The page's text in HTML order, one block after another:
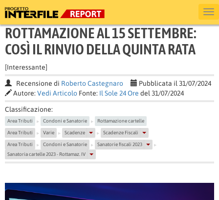
ROTTAMAZIONE AL 15 SETTEMBRE:
COSÌ IL RINVIO DELLA QUINTA RATA
[Interessante]
Recensione di Roberto Castegnaro
Pubblicata il 31/07/2024
Autore: Vedi Articolo Fonte: Il Sole 24 Ore del 31/07/2024
Classificazione:
Area Tributi ▶ Condoni e Sanatorie ▶ Rottamazione cartelle
Area Tributi ▶ Varie ▶ Scadenze ▶ Scadenze Fiscali
Area Tributi ▶ Condoni e Sanatorie ▶ Sanatorie fiscali 2023 ▶
Sanatoria cartelle 2023 - Rottamaz. IV